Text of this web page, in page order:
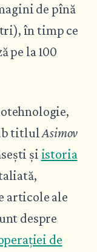
de pînă
în timp ce
pe la 100
titlulAsimov
și istoria
articole ale
despre
de